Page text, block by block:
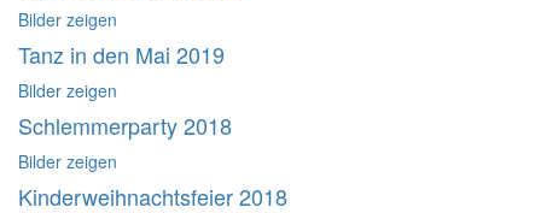
Bilder zeigen
Tanz in den Mai 2019
Bilder zeigen
Schlemmerparty 2018
Bilder zeigen
Kinderweihnachtsfeier 2018